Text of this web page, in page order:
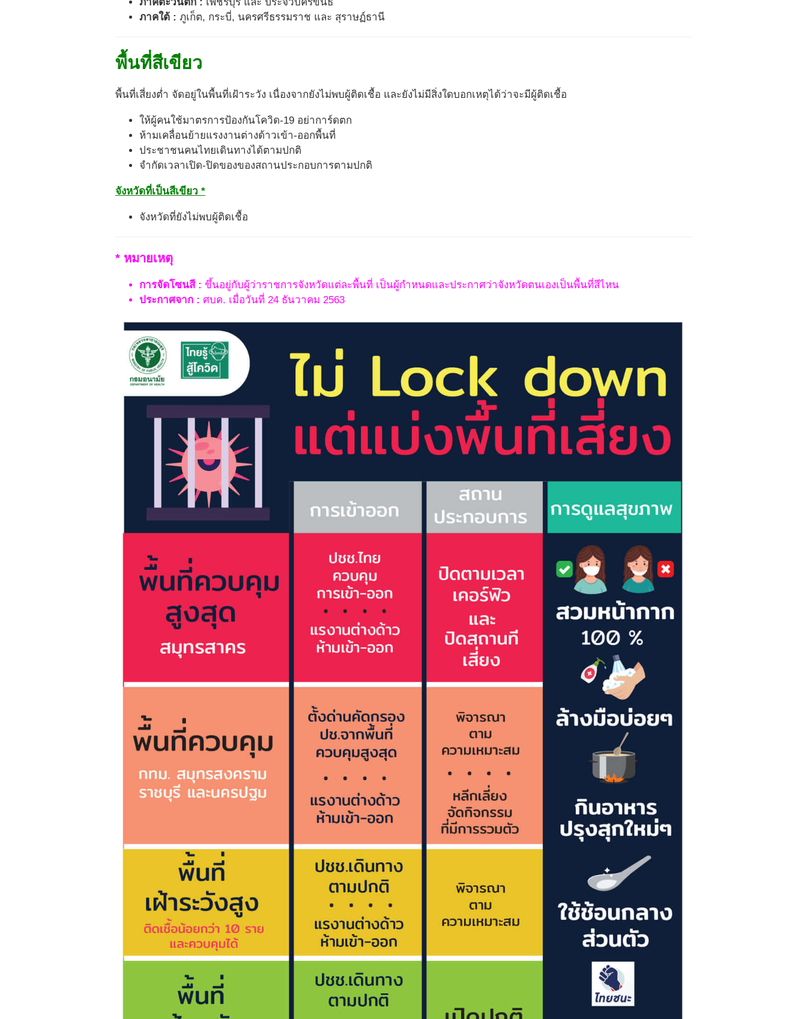
ภาคตะวันตก : เพชรบุรี และ ประจวบคีรีขันธ์
ภาคใต้ : ภูเก็ต, กระบี่, นครศรีธรรมราช และ สุราษฏ์ธานี
พื้นที่สีเขียว
พื้นที่เสี่ยงต่ำ จัดอยู่ในพื้นที่เฝ้าระวัง เนื่องจากยังไม่พบผู้ติดเชื้อ และยังไม่มีสิ่งใดบอกเหตุได้ว่าจะมีผู้ติดเชื้อ
ให้ผู้คนใช้มาตรการป้องกันโควิด-19 อย่าการ์ดตก
ห้ามเคลื่อนย้ายแรงงานต่างด้าวเข้า-ออกพื้นที่
ประชาชนคนไทยเดินทางได้ตามปกติ
จำกัดเวลาเปิด-ปิดของของสถานประกอบการตามปกติ
จังหวัดที่เป็นสีเขียว *
จังหวัดที่ยังไม่พบผู้ติดเชื้อ
* หมายเหตุ
การจัดโซนสี : ขึ้นอยู่กับผู้ว่าราชการจังหวัดแต่ละพื้นที่ เป็นผู้กำหนดและประกาศว่าจังหวัดตนเองเป็นพื้นที่สีไหน
ประกาศจาก : ศบค. เมื่อวันที่ 24 ธันวาคม 2563